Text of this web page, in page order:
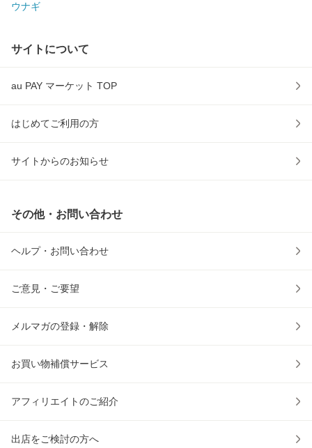
ウナギ
サイトについて
au PAY マーケット TOP
はじめてご利用の方
サイトからのお知らせ
その他・お問い合わせ
ヘルプ・お問い合わせ
ご意見・ご要望
メルマガの登録・解除
お買い物補償サービス
アフィリエイトのご紹介
出店をご検討の方へ